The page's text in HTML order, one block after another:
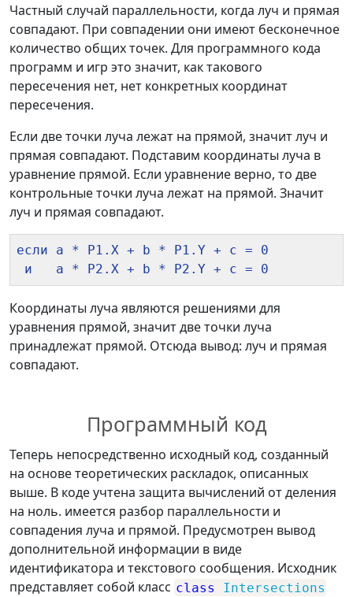
Частный случай параллельности, когда луч и прямая
совпадают. При совпадении они имеют бесконечное
количество общих точек. Для программного кода
программ и игр это значит, как такового
пересечения нет, нет конкретных координат
пересечения.
Если две точки луча лежат на прямой, значит луч и
прямая совпадают. Подставим координаты луча в
уравнение прямой. Если уравнение верно, то две
контрольные точки луча лежат на прямой. Значит
луч и прямая совпадают.
если a * P1.X + b * P1.Y + c = 0
Координаты луча являются решениями для
уравнения прямой, значит две точки луча
принадлежат прямой. Отсюда вывод: луч и прямая
совпадают.
Программный код
Теперь непосредственно исходный код, созданный
на основе теоретических раскладок, описанных
выше. В коде учтена защита вычислений от деления
на ноль. имеется разбор параллельности и
совпадения луча и прямой. Предусмотрен вывод
дополнительной информации в виде
идентификатора и текстового сообщения. Исходник
представляет собой класс class Intersections